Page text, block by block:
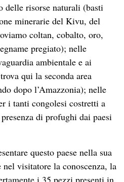
delle risorse naturali (basti
minerarie del Kivu, del
coltan, cobalto, oro,
pregiato); nelle
ambientale e ai
qui la seconda area
dopo l’Amazzonia); nelle
i tanti congolesi costretti a
di profughi dai paesi
questo paese nella sua
visitatore la conoscenza, la
i 35 pezzi presenti in